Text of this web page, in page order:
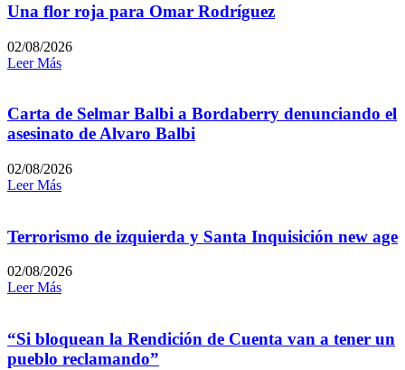
Una flor roja para Omar Rodríguez
02/08/2026
Leer Más
Carta de Selmar Balbi a Bordaberry denunciando el
asesinato de Alvaro Balbi
02/08/2026
Leer Más
Terrorismo de izquierda y Santa Inquisición new age
02/08/2026
Leer Más
“Si bloquean la Rendición de Cuenta van a tener un
pueblo reclamando”